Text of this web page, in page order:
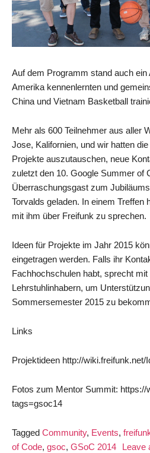
Auf dem Programm stand auch
Amerika kennenlernten und
China und Vietnam Basketball
Mehr als 600 Teilnehmer aus aller
Jose, Kalifornien, und wir hatten
Projekte auszutauschen, neue
zuletzt den 10. Google Summer of
Überraschungsgast zum
Torvalds geladen. In einem Treffen
mit ihm über Freifunk zu sprechen.
Ideen für Projekte im Jahr 2015
eingetragen werden. Falls ihr
Fachhochschulen habt, sprecht
Lehrstuhlinhabern, um
Sommersemester 2015 zu
Links
Projektideen http://wiki.freifunk.net/
Fotos zum Mentor Summit:
tags=gsoc14
Tagged Community, Events,
of Code, gsoc, GSoC 2014 Leave